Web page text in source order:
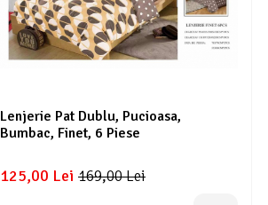
Lenjerie Pat Dublu, Pucioasa,
Bumbac, Finet, 6 Piese
169,00 Lei
125,00 Lei